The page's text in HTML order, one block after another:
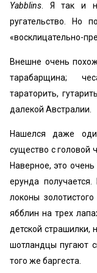
Yabblins . Я так и
ругательство. Но
«восклицательно-
Внешне очень
тарабарщина;
тараторить,
далекой Австралии.
Нашелся даже
существо с головой
Наверное, это
ерунда
локоны
ябблин на трех
детской страшилки,
шотландцы пугают
того же баргеста.